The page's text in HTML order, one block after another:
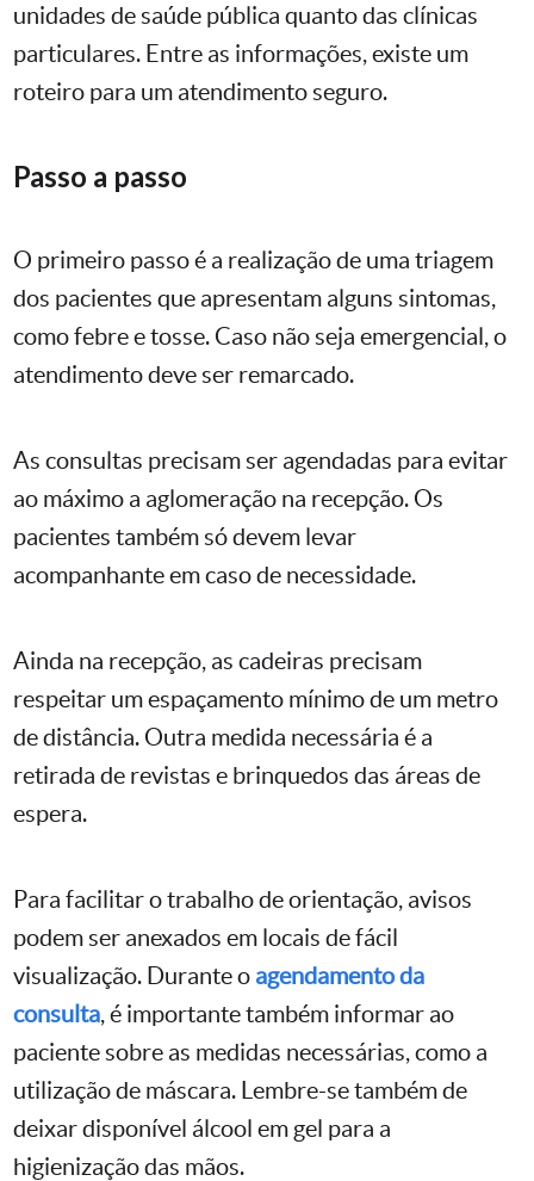
unidades de saúde pública quanto das clínicas
particulares. Entre as informações, existe um
roteiro para um atendimento seguro.
Passo a passo
O primeiro passo é a realização de uma triagem
dos pacientes que apresentam alguns sintomas,
como febre e tosse. Caso não seja emergencial, o
atendimento deve ser remarcado.
As consultas precisam ser agendadas para evitar
ao máximo a aglomeração na recepção. Os
pacientes também só devem levar
acompanhante em caso de necessidade.
Ainda na recepção, as cadeiras precisam
respeitar um espaçamento mínimo de um metro
de distância. Outra medida necessária é a
retirada de revistas e brinquedos das áreas de
espera.
Para facilitar o trabalho de orientação, avisos
podem ser anexados em locais de fácil
visualização. Durante o agendamento da
consulta, é importante também informar ao
paciente sobre as medidas necessárias, como a
utilização de máscara. Lembre-se também de
deixar disponível álcool em gel para a
higienização das mãos.